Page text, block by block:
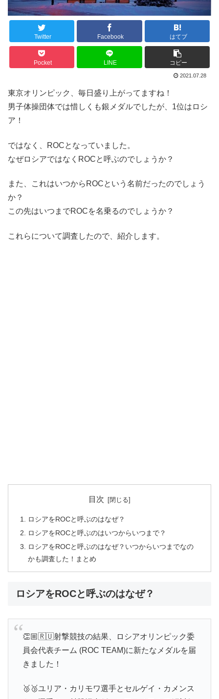
Twitter Facebook はてブ
Pocket LINE コピー
2021.07.28
東京オリンピック、毎日盛り上がってますね！
男子体操団体では惜しくも銀メダルでしたが、1位はロシ
ア！
ではなく、ROCとなっていました。
なぜロシアではなくROCと呼ぶのでしょうか？
また、これはいつからROCという名前だったのでしょう
か？
この先はいつまでROCを名乗るのでしょうか？
これらについて調査したので、紹介します。
目次
ロシアをROCと呼ぶのはなぜ？
ロシアをROCと呼ぶのはいつからいつまで？
ロシアをROCと呼ぶのはなぜ？いつからいつまでなの
かも調査した！まとめ
ロシアをROCと呼ぶのはなぜ？
👏🏼🇷🇺射撃競技の結果、ロシアオリンピック委
員会代表チーム (ROC TEAM)に新たなメダルを届
きました！
🥉🥉ユリア・カリモワ選手とセルゲイ・カメンス